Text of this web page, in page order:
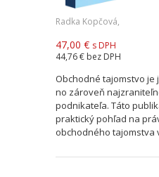
Radka Kopčová,
47,00 € s DPH
44,76 € bez DPH
Obchodné tajomstvo je
no zároveň
podnikateľa. Táto
praktický pohľad na
obchodného tajomstva